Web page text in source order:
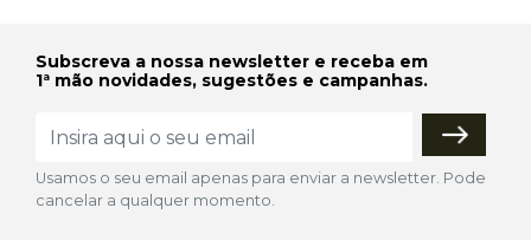
Subscreva a nossa newsletter e receba em
1ª mão novidades, sugestões e campanhas.
Usamos o seu email apenas para enviar a newsletter. Pode
cancelar a qualquer momento.